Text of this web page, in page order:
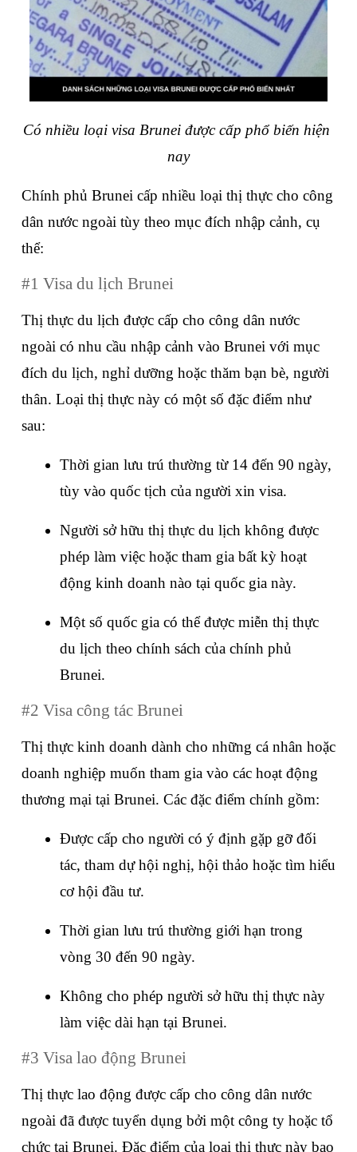
Có nhiều loại visa Brunei được cấp phổ biến hiện
nay
Chính phủ Brunei cấp nhiều loại thị thực cho công
dân nước ngoài tùy theo mục đích nhập cảnh, cụ
thể:
#1 Visa du lịch Brunei
Thị thực du lịch được cấp cho công dân nước
ngoài có nhu cầu nhập cảnh vào Brunei với mục
đích du lịch, nghỉ dưỡng hoặc thăm bạn bè, người
thân. Loại thị thực này có một số đặc điểm như
sau:
Thời gian lưu trú thường từ 14 đến 90 ngày,
tùy vào quốc tịch của người xin visa.
Người sở hữu thị thực du lịch không được
phép làm việc hoặc tham gia bất kỳ hoạt
động kinh doanh nào tại quốc gia này.
Một số quốc gia có thể được miễn thị thực
du lịch theo chính sách của chính phủ
Brunei.
#2 Visa công tác Brunei
Thị thực kinh doanh dành cho những cá nhân hoặc
doanh nghiệp muốn tham gia vào các hoạt động
thương mại tại Brunei. Các đặc điểm chính gồm:
Được cấp cho người có ý định gặp gỡ đối
tác, tham dự hội nghị, hội thảo hoặc tìm hiểu
cơ hội đầu tư.
Thời gian lưu trú thường giới hạn trong
vòng 30 đến 90 ngày.
Không cho phép người sở hữu thị thực này
làm việc dài hạn tại Brunei.
#3 Visa lao động Brunei
Thị thực lao động được cấp cho công dân nước
ngoài đã được tuyển dụng bởi một công ty hoặc tổ
chức tại Brunei. Đặc điểm của loại thị thực này bao